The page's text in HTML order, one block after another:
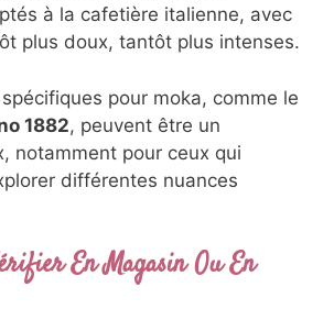
à la cafetière italienne, avec
plus doux, tantôt plus intenses.
pour moka, comme le
1882, peuvent être un
notamment pour ceux qui
différentes nuances
En Magasin Ou En